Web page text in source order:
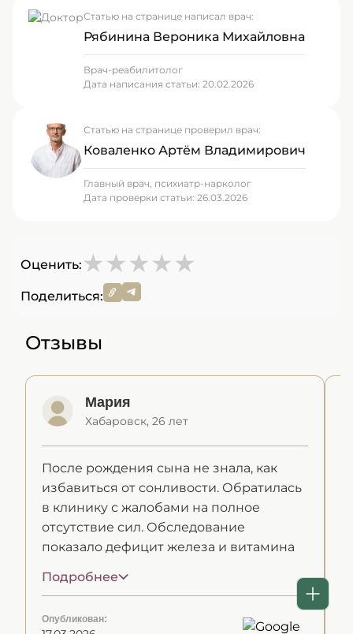
Статью на странице написал врач:
Рябинина Вероника Михайловна
Врач-реабилитолог
Дата написания статьи: 20.02.2026
Статью на странице проверил врач:
Коваленко Артём Владимирович
Главный врач, психиатр-нарколог
Дата проверки статьи: 26.03.2026
Оценить: ★★★★★
Поделиться:
Отзывы
Мария
Хабаровск, 26 лет
После рождения сына не знала, как
избавиться от сонливости. Обратилась
в клинику с жалобами на полное
отсутствие сил. Обследование
показало дефицит железа и витамина
терапию и подробно объяснили
будто заново родилась. Энергия
Подробнее
Опубликован: